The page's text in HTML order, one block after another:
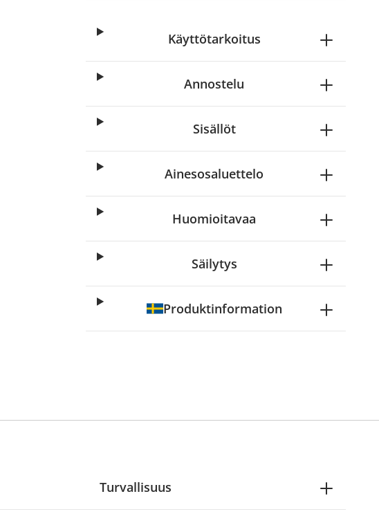
Käyttötarkoitus
Annostelu
Sisällöt
Ainesosaluettelo
Huomioitavaa
Säilytys
Produktinformation
Turvallisuus